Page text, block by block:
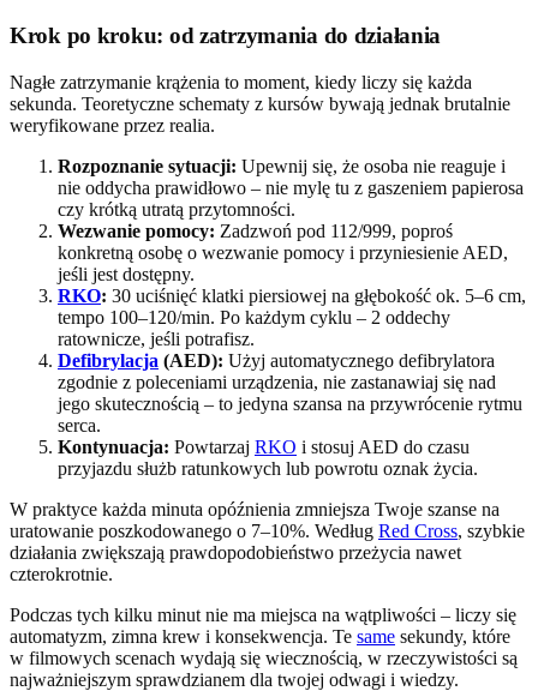
Krok po kroku: od zatrzymania do działania
Nagłe zatrzymanie krążenia to moment, kiedy liczy się każda
sekunda. Teoretyczne schematy z kursów bywają jednak brutalnie
weryfikowane przez realia.
Rozpoznanie sytuacji: Upewnij się, że osoba nie reaguje i
nie oddycha prawidłowo – nie mylę tu z gaszeniem papierosa
czy krótką utratą przytomności.
Wezwanie pomocy: Zadzwoń pod 112/999, poproś
konkretną osobę o wezwanie pomocy i przyniesienie AED,
jeśli jest dostępny.
RKO: 30 uciśnięć klatki piersiowej na głębokość ok. 5–6 cm,
tempo 100–120/min. Po każdym cyklu – 2 oddechy
ratownicze, jeśli potrafisz.
Defibrylacja (AED): Użyj automatycznego defibrylatora
zgodnie z poleceniami urządzenia, nie zastanawiaj się nad
jego skutecznością – to jedyna szansa na przywrócenie rytmu
serca.
Kontynuacja: Powtarzaj RKO i stosuj AED do czasu
przyjazdu służb ratunkowych lub powrotu oznak życia.
W praktyce każda minuta opóźnienia zmniejsza Twoje szanse na
uratowanie poszkodowanego o 7–10%. Według Red Cross, szybkie
działania zwiększają prawdopodobieństwo przeżycia nawet
czterokrotnie.
Podczas tych kilku minut nie ma miejsca na wątpliwości – liczy się
automatyzm, zimna krew i konsekwencja. Te same sekundy, które
w filmowych scenach wydają się wiecznością, w rzeczywistości są
najważniejszym sprawdzianem dla twojej odwagi i wiedzy.